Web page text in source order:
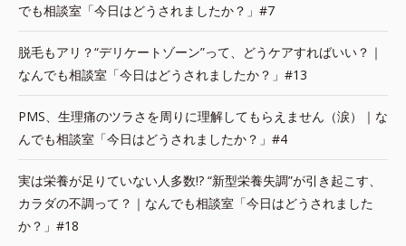
でも相談室「今日はどうされましたか？」#7
脱毛もアリ？“デリケートゾーン”って、どうケアすればいい？｜
なんでも相談室「今日はどうされましたか？」#13
PMS、生理痛のツラさを周りに理解してもらえません（涙）｜な
んでも相談室「今日はどうされましたか？」#4
実は栄養が足りていない人多数!? “新型栄養失調”が引き起こす、
カラダの不調って？｜なんでも相談室「今日はどうされました
か？」#18